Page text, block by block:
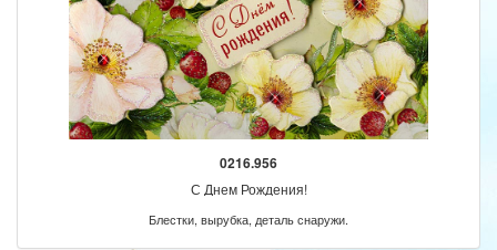
0216.956
С Днем Рождения!
Блестки, вырубка, деталь снаружи.